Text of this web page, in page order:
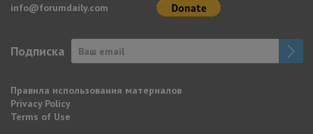
info@forumdaily.com
Подписка
Правила использования материалов
Privacy Policy
Terms of Use